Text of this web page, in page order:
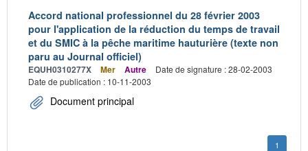
Accord national professionnel du 28 février 2003
pour l'application de la réduction du temps de travail
et du SMIC à la pêche maritime hauturière (texte non
paru au Journal officiel)
EQUH0310277X Mer Autre
Date de signature : 28-02-2003
Date de publication : 10-11-2003
Document principal
1